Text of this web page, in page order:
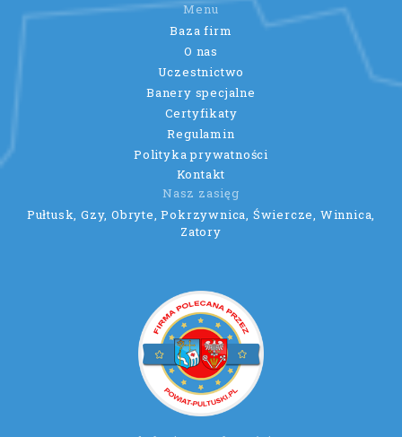
Menu
Baza firm
O nas
Uczestnictwo
Banery specjalne
Certyfikaty
Regulamin
Polityka prywatności
Kontakt
Nasz zasięg
Pułtusk, Gzy, Obryte, Pokrzywnica, Świercze, Winnica,
Zatory